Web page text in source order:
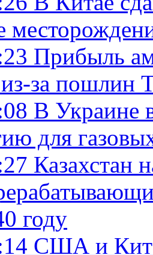
Прибыль
из-за пошлин
В Украине
для
Казахстан
году
США и